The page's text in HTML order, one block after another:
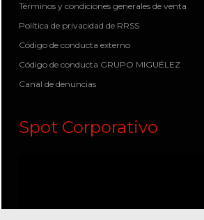
Términos y condiciones generales de venta
Política de privacidad de RRSS
Código de conducta externo
Código de conducta GRUPO MIGUÉLEZ
Canal de denuncias
Spot Corporativo